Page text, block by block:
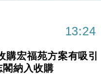
GDP預測至4.5% 看好貿易
求交「保證金」 43歲女子
13:24
宏福苑方案有吸引
閣納入收購